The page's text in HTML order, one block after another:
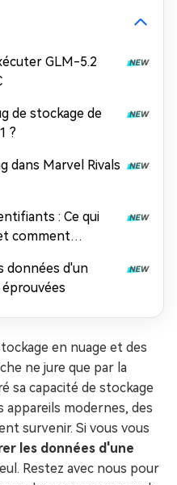
GLM-5.2
de stockage de
?
dans Marvel Rivals
: Ce qui
comment
données d'un
en nuage et des
ne jure que par la
sa capacité de stockage
appareils modernes, des
survenir. Si vous vous
les données d'une
Restez avec nous pour